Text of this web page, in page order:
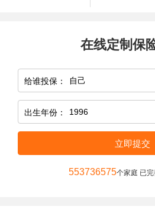
在线定制保
给谁投保：
出生年份：
立即提交
553736575个家庭 已